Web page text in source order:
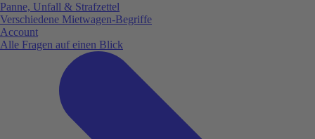
Panne, Unfall & Strafzettel
Verschiedene Mietwagen-Begriffe
Account
Alle Fragen auf einen Blick